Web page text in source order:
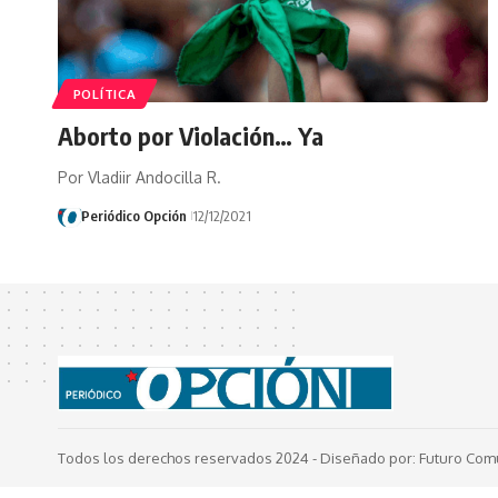
POLÍTICA
Aborto por Violación… Ya
Por Vladiir Andocilla R.
Periódico Opción 12/12/2021
Todos los derechos reservados 2024 - Diseñado por: Futuro